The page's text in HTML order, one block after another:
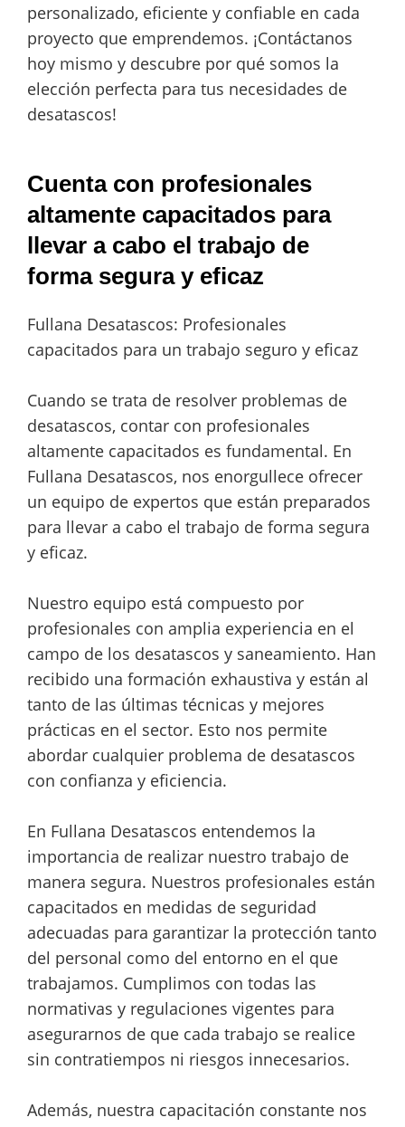
personalizado, eficiente y confiable en cada
proyecto que emprendemos. ¡Contáctanos
hoy mismo y descubre por qué somos la
elección perfecta para tus necesidades de
desatascos!
Cuenta con profesionales
altamente capacitados para
llevar a cabo el trabajo de
forma segura y eficaz
Fullana Desatascos: Profesionales
capacitados para un trabajo seguro y eficaz
Cuando se trata de resolver problemas de
desatascos, contar con profesionales
altamente capacitados es fundamental. En
Fullana Desatascos, nos enorgullece ofrecer
un equipo de expertos que están preparados
para llevar a cabo el trabajo de forma segura
y eficaz.
Nuestro equipo está compuesto por
profesionales con amplia experiencia en el
campo de los desatascos y saneamiento. Han
recibido una formación exhaustiva y están al
tanto de las últimas técnicas y mejores
prácticas en el sector. Esto nos permite
abordar cualquier problema de desatascos
con confianza y eficiencia.
En Fullana Desatascos entendemos la
importancia de realizar nuestro trabajo de
manera segura. Nuestros profesionales están
capacitados en medidas de seguridad
adecuadas para garantizar la protección tanto
del personal como del entorno en el que
trabajamos. Cumplimos con todas las
normativas y regulaciones vigentes para
asegurarnos de que cada trabajo se realice
sin contratiempos ni riesgos innecesarios.
Además, nuestra capacitación constante nos